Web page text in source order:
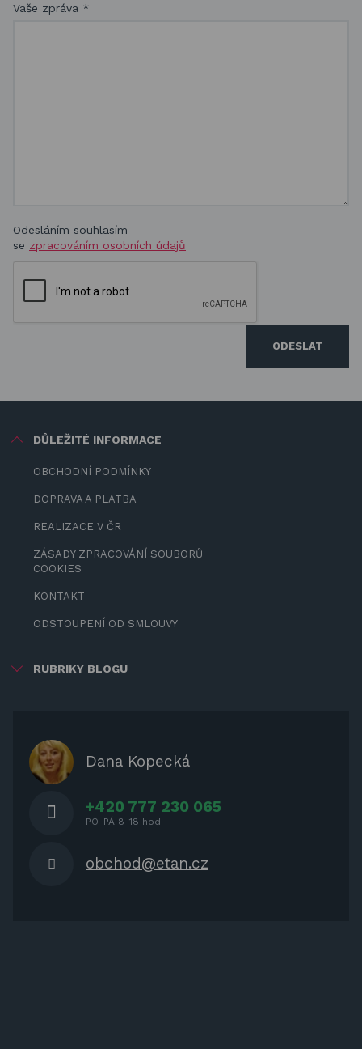
Vaše zpráva *
Odesláním souhlasím
se zpracováním osobních údajů
ODESLAT
DŮLEŽITÉ INFORMACE
OBCHODNÍ PODMÍNKY
DOPRAVA A PLATBA
REALIZACE V ČR
ZÁSADY ZPRACOVÁNÍ SOUBORŮ
COOKIES
KONTAKT
ODSTOUPENÍ OD SMLOUVY
RUBRIKY BLOGU
OCHRANNÉ KRYTY NA ZAHRADNÍ
NÁBYTEK
Dana Kopecká
+420 777 230 065
PO-PÁ 8-18 hod
obchod@etan.cz